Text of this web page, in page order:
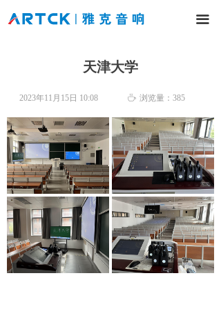
끀
网站首页
新闻中心
服务与支持
关于我们
天津大学
2023年11月15日 10:08 ꄘ 浏览量： 385